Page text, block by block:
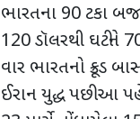
ભારતના 90 ટકા
120ડૉલરથી ઘટીને
વાર ભારતનો ક્રૂડ
ઈરાન યુદ્ધ પછી આ